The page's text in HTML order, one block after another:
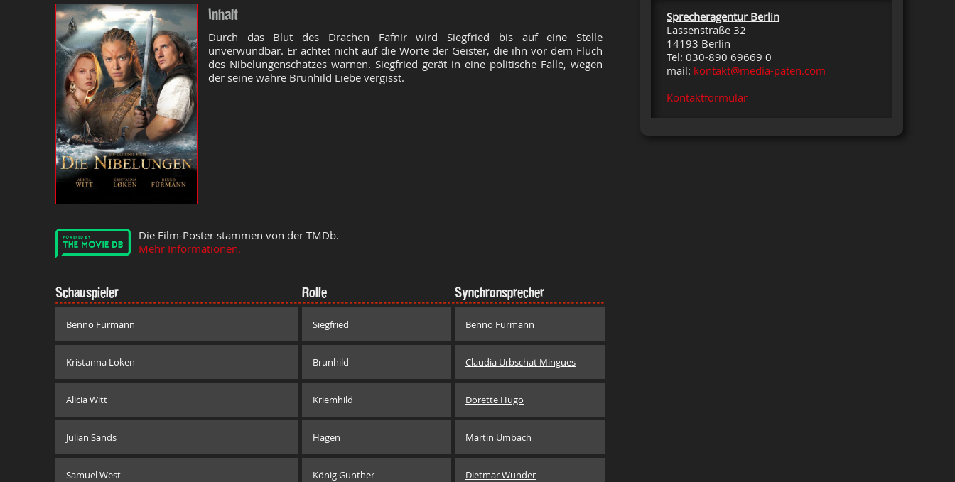
Inhalt
Durch das Blut des Drachen Fafnir wird Siegfried bis auf eine Stelle
unverwundbar. Er achtet nicht auf die Worte der Geister, die ihn vor dem Fluch
des Nibelungenschatzes warnen. Siegfried gerät in eine politische Falle, wegen
der seine wahre Brunhild Liebe vergisst.
Die Film-Poster stammen von der TMDb.
Mehr Informationen.
Schauspieler Rolle Synchronsprecher
Benno Fürmann Siegfried Benno Fürmann
Kristanna Loken Brunhild Claudia Urbschat Mingues
Alicia Witt Kriemhild Dorette Hugo
Julian Sands Hagen Martin Umbach
Samuel West König Gunther Dietmar Wunder
Sprecheragentur Berlin
Lassenstraße 32
14193 Berlin
Tel: 030-890 69669 0
mail: kontakt@media-paten.com
Kontaktformular